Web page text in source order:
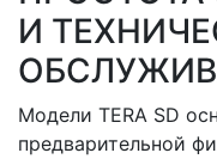
И
Модели TERA SD
предварительной